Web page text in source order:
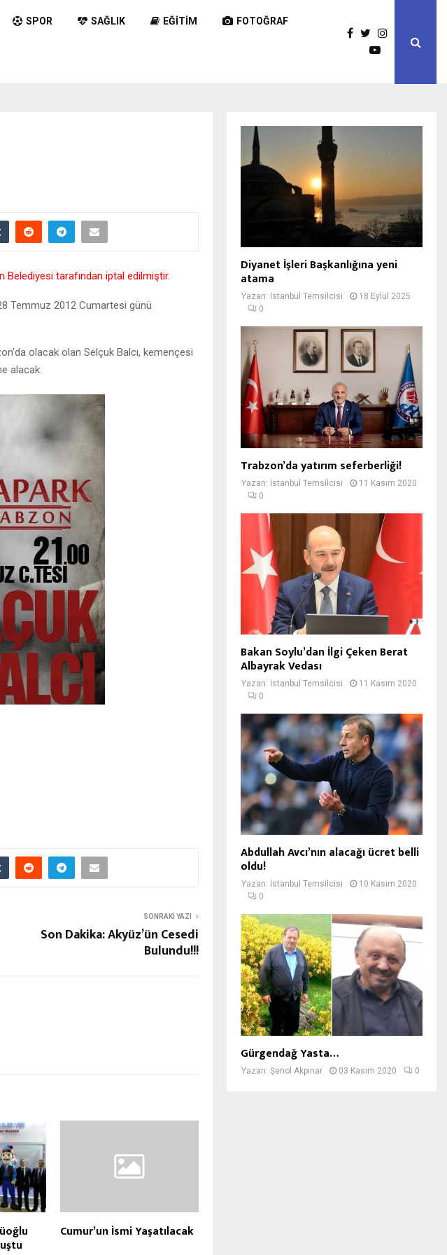
SPOR SAĞLIK EĞITIM FOTOĞRAF
tarafından iptal edilmiştir.
Temmuz 2012 Cumartesi günü
olacak olan Selçuk Balcı, kemençesi
alacak.
SONRAKI YAZI
Son Dakika: Akyüz’ün Cesedi
Bulundu!!!
Cumur’un İsmi Yaşatılacak
Diyanet İşleri Başkanlığına yeni
atama
Yazan: İstanbul Temsilcisi
18 Eylül 2025
0
Trabzon’da yatırım seferberliği!
Yazan: İstanbul Temsilcisi
11 Kasım 2020
0
Bakan Soylu’dan İlgi Çeken Berat
Albayrak Vedası
Yazan: İstanbul Temsilcisi
11 Kasım 2020
0
Abdullah Avcı’nın alacağı ücret belli
oldu!
Yazan: İstanbul Temsilcisi
10 Kasım 2020
0
Gürgendağ Yasta…
Yazan: Şenol Akpınar 03 Kasım 2020 0